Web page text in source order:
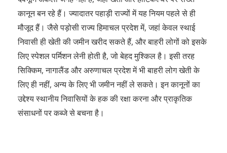
कानून बन रहे हैं। ज्यादातर पहाड़ी राज्यों में यह नियम पहले से ही
मौजूद हैं। जैसे पड़ोसी राज्य हिमाचल प्रदेश में, जहां केवल स्थाई
निवासी ही खेती की जमीन खरीद सकते हैं, और बाहरी लोगों को इसके
लिए स्पेशल पर्मिशन लेनी होती है, जो बेहद मुश्किल है। इसी तरह
सिक्किम, नागालैंड और अरुणाचल प्रदेश में भी बाहरी लोग खेती के
लिए ही नहीं, अन्य के लिए भी जमीन नहीं ले सकते। इन कानूनों का
उद्देश्य स्थानीय निवासियों के हक की रक्षा करना और प्राकृतिक
संसाधनों पर कब्जे से बचना है।